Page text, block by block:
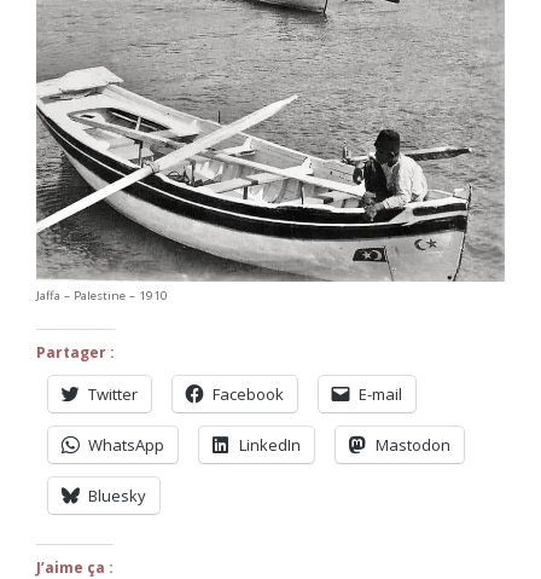
Jaffa – Palestine – 1910
Partager :
Twitter Facebook E-mail
WhatsApp LinkedIn Mastodon
Bluesky
J’aime ça :